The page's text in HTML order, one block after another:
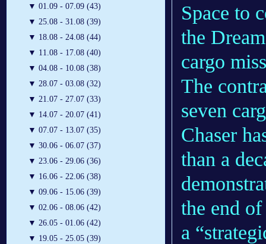
▼ 01.09 - 07.09 (43)
▼ 25.08 - 31.08 (39)
▼ 18.08 - 24.08 (44)
▼ 11.08 - 17.08 (40)
▼ 04.08 - 10.08 (38)
▼ 28.07 - 03.08 (32)
▼ 21.07 - 27.07 (33)
▼ 14.07 - 20.07 (41)
▼ 07.07 - 13.07 (35)
▼ 30.06 - 06.07 (37)
▼ 23.06 - 29.06 (36)
▼ 16.06 - 22.06 (38)
▼ 09.06 - 15.06 (39)
▼ 02.06 - 08.06 (42)
▼ 26.05 - 01.06 (42)
▼ 19.05 - 25.05 (39)
Space to
the
cargo
The
seven
Chaser
than a
the end
a